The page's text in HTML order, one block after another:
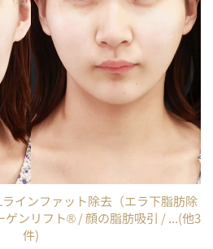
インファット除去（エラ下脂肪除
ゲンリフト® / 顔の脂肪吸引 / ...(他3
件)